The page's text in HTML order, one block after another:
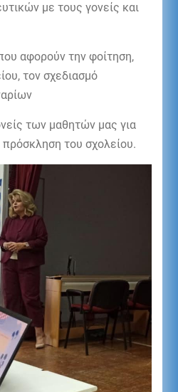
με τους γονείς και
αφορούν την φοίτηση,
τον σχεδιασμό
των μαθητών μας για
του σχολείου.